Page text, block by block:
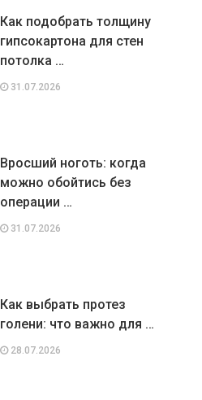
Как подобрать толщину
гипсокартона для стен
потолка …
31.07.2026
Вросший ноготь: когда
можно обойтись без
операции …
31.07.2026
Как выбрать протез
голени: что важно для …
28.07.2026